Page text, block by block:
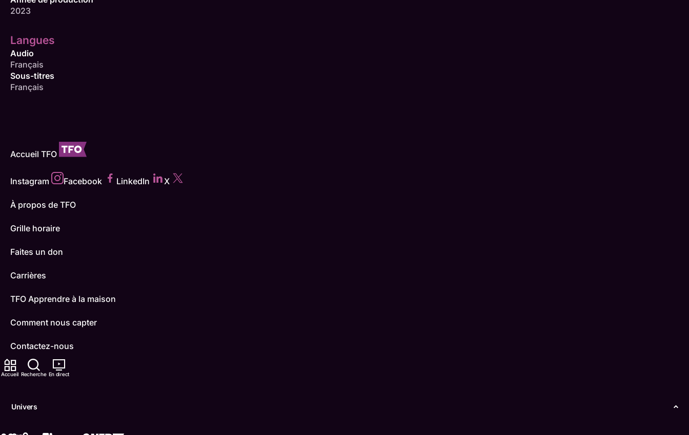
Accueil Recherche En direct
Univers
2023
Langues
Audio
Français
Sous-titres
Français
Accueil TFO
Instagram Facebook LinkedIn X
À propos de TFO
Grille horaire
Faites un don
Carrières
TFO Apprendre à la maison
Comment nous capter
Contactez-nous
ONFR